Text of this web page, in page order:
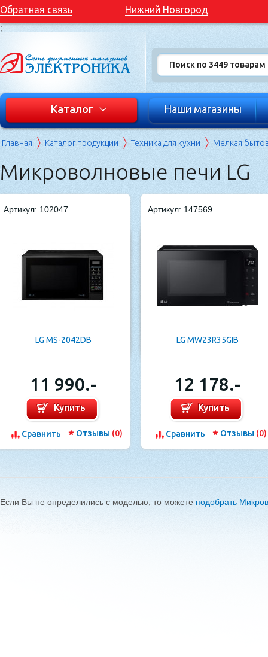
Обратная связь Нижний Новгород
;
Каталог Наши магазины
Главная Каталог продукции Техника для кухни Мелкая
Микроволновые печи LG
Артикул: 102047
LG MS-2042DB
11 990.-
Купить
Cравнить Отзывы (0)
Артикул: 147569
LG MW23R35GIB
12 178.-
Купить
Cравнить Отзывы (0)
Если Вы не определились с моделью, то можете подобрать